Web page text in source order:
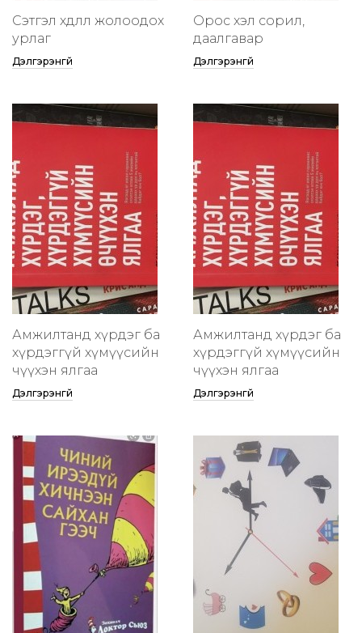
Сэтгэл хөдлөлөө жолоодох
урлаг
Дэлгэрэнгүй
Орос хэл сорил,
даалгавар
Дэлгэрэнгүй
Амжилтанд хүрдэг ба
хүрдэггүй хүмүүсийн
өчүүхэн ялгаа
Дэлгэрэнгүй
Амжилтанд хүрдэг ба
хүрдэггүй хүмүүсийн
өчүүхэн ялгаа
Дэлгэрэнгүй